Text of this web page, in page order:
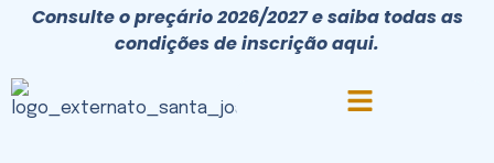
Consulte o preçário 2026/2027 e saiba todas as
condições de inscrição aqui.